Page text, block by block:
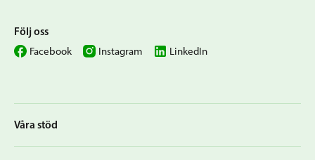
Våra stöd
Följ oss
Facebook Instagram LinkedIn